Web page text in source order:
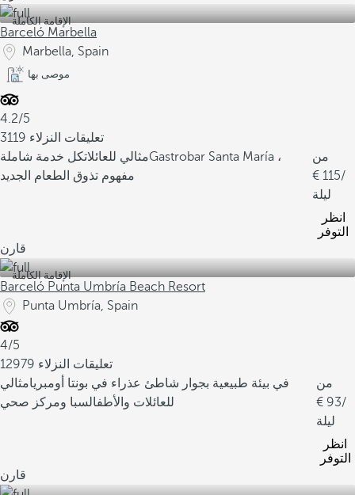
الإقامة الكاملة
Barceló Marbella
Marbella, Spain
موصى بها
4.2/5
3119 تعليقات النزلاء
مثالي للعائلاتكل خدمة شاملة
Gastrobar Santa María ،
مفهوم تذوق الطعام الجديد
من
115/
ليلة
انظر
التوفر
قارن
الإقامة الكاملة
Barceló Punta Umbría Beach Resort
Punta Umbría, Spain
4/5
12979 تعليقات النزلاء
في بيئة طبيعية بجوار شاطئ عذراء في بونتا أومبريامثالي
للعائلات والأطفالسبا ومركز صحي
من
93/
ليلة
انظر
التوفر
قارن